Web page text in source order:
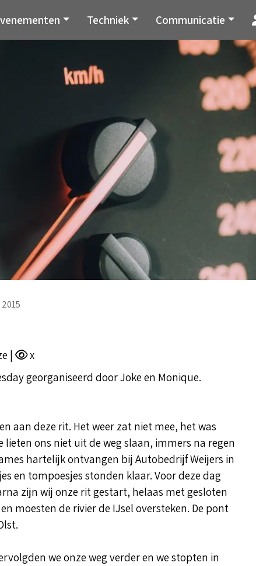
Techniek Communicatie
|
x
georganiseerd door Joke en Monique.
aan deze rit. Het weer zat niet mee, het was
ons niet uit de weg slaan, immers na regen
hartelijk ontvangen bij Autobedrijf Weijers in
en tompoesjes stonden klaar. Voor deze dag
zijn wij onze rit gestart, helaas met gesloten
moesten de rivier de IJsel oversteken. De pont
we onze weg verder en we stopten in